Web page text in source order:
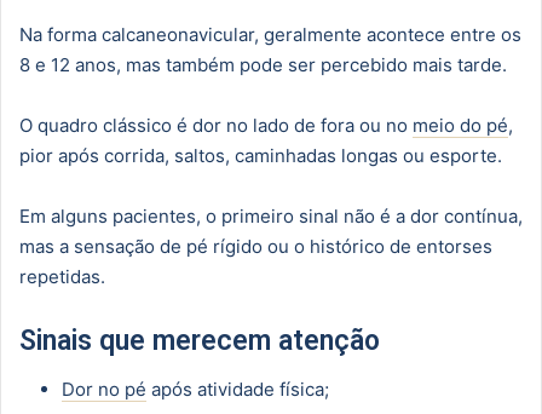
Na forma calcaneonavicular, geralmente acontece entre os
8 e 12 anos, mas também pode ser percebido mais tarde.
O quadro clássico é dor no lado de fora ou no meio do pé,
pior após corrida, saltos, caminhadas longas ou esporte.
Em alguns pacientes, o primeiro sinal não é a dor contínua,
mas a sensação de pé rígido ou o histórico de entorses
repetidas.
Sinais que merecem atenção
Dor no pé após atividade física;